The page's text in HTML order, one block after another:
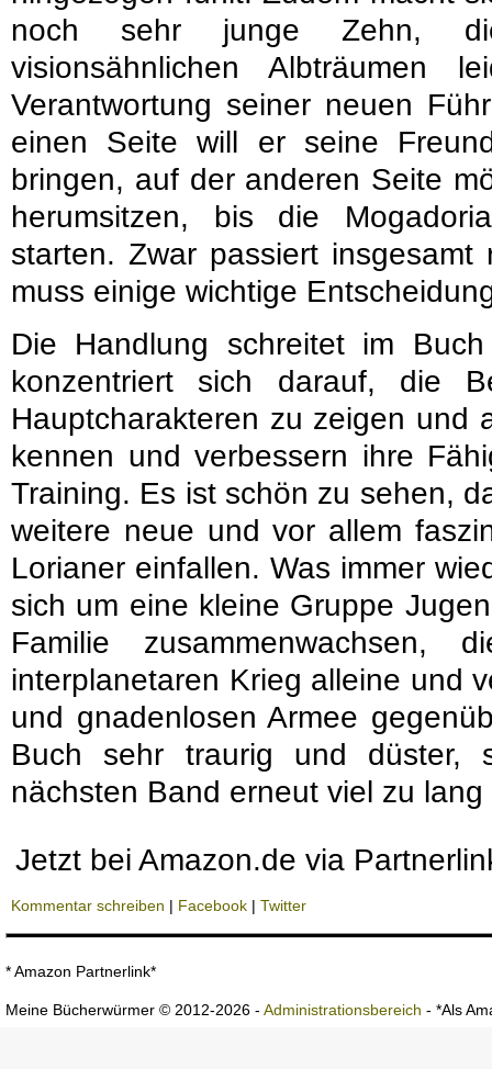
noch sehr junge Zehn,
visionsähnlichen
Verantwortung seiner neuen
einen Seite will er seine
bringen, auf der anderen Seite
herumsitzen, bis die
starten. Zwar passiert
muss einige wichtige
Die Handlung schreitet im
konzentriert sich darauf, die
Hauptcharakteren zu zeigen und
kennen und verbessern ihre
Training. Es ist schön zu sehen,
weitere neue und vor allem
Lorianer einfallen. Was immer
sich um eine kleine Gruppe
Familie
interplanetaren Krieg alleine und
und gnadenlosen Armee
Buch sehr traurig und
nächsten Band erneut viel zu
Jetzt bei Amazon.de via
Kommentar schreiben | Facebook | Twitter
* Amazon Partnerlink*
Meine Bücherwürmer © 2012-2026 - Administrationsbereich - *Als